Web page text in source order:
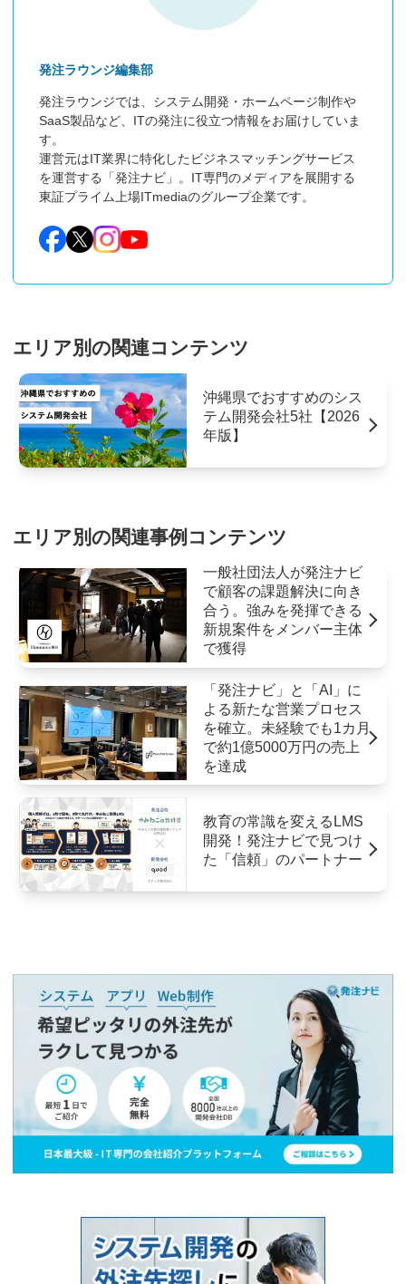
発注ラウンジ編集部
発注ラウンジでは、システム開発・ホームページ制作や
SaaS製品など、ITの発注に役立つ情報をお届けしていま
す。
運営元はIT業界に特化したビジネスマッチングサービス
を運営する「発注ナビ」。IT専門のメディアを展開する
東証プライム上場ITmediaのグループ企業です。
エリア別の関連コンテンツ
沖縄県でおすすめのシス
テム開発会社5社【2026
年版】
エリア別の関連事例コンテンツ
一般社団法人が発注ナビ
で顧客の課題解決に向き
合う。強みを発揮できる
新規案件をメンバー主体
で獲得
「発注ナビ」と「AI」に
よる新たな営業プロセス
を確立。未経験でも1カ月
で約1億5000万円の売上
を達成
教育の常識を変えるLMS
開発！発注ナビで見つけ
た「信頼」のパートナー